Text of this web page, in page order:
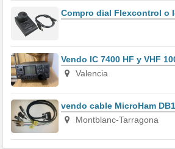
Compro dial Flexcontrol o
Vendo IC 7400 HF y VHF
Valencia
vendo cable MicroHam
Montblanc-Tarragona